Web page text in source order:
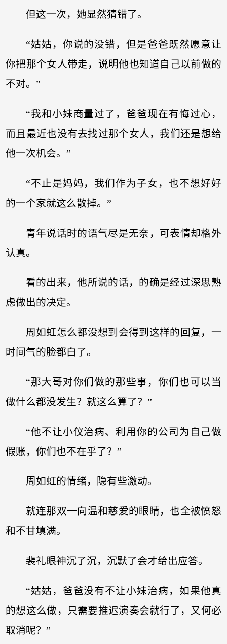
但这一次，她显然猜错了。
“姑姑，你说的没错，但是爸爸既然愿意让
你把那个女人带走，说明他也知道自己以前做的
不对。”
“我和小妹商量过了，爸爸现在有悔过心，
而且最近也没有去找过那个女人，我们还是想给
他一次机会。”
“不止是妈妈，我们作为子女，也不想好好
的一个家就这么散掉。”
青年说话时的语气尽是无奈，可表情却格外
认真。
看的出来，他所说的话，的确是经过深思熟
虑做出的决定。
周如虹怎么都没想到会得到这样的回复，一
时间气的脸都白了。
“那大哥对你们做的那些事，你们也可以当
做什么都没发生？就这么算了？”
“他不让小仪治病、利用你的公司为自己做
假账，你们也不在乎了？”
周如虹的情绪，隐有些激动。
就连那双一向温和慈爱的眼睛，也全被愤怒
和不甘填满。
裴礼眼神沉了沉，沉默了会才给出应答。
“姑姑，爸爸没有不让小妹治病，如果他真
的想这么做，只需要推迟演奏会就行了，又何必
取消呢？”